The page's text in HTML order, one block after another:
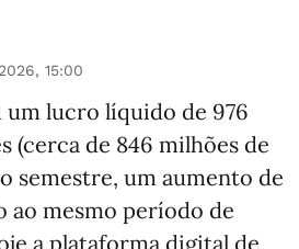
15:00
lucro líquido de 976
(cerca de 846 milhões de
semestre, um aumento de
ao mesmo período de
a plataforma digital de